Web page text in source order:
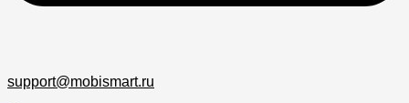
support@mobismart.ru